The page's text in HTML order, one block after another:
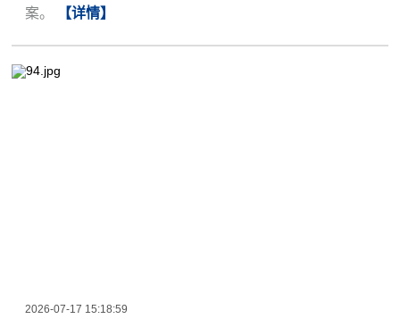
案。
【详情】
2026-07-17 15:18:59